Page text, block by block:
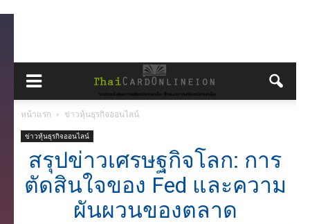
หน้าแรก ข่าวหุ้นธุรกิจออนไลน์
ข่าวหุ้นธุรกิจออนไลน์
สรุปข่าวเศรษฐกิจโลก: การ
ตัดสินใจของ Fed และความ
ผันผวนของตลาด